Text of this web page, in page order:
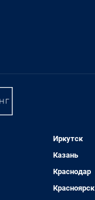
Иркутск
Казань
Краснодар
Красноярск